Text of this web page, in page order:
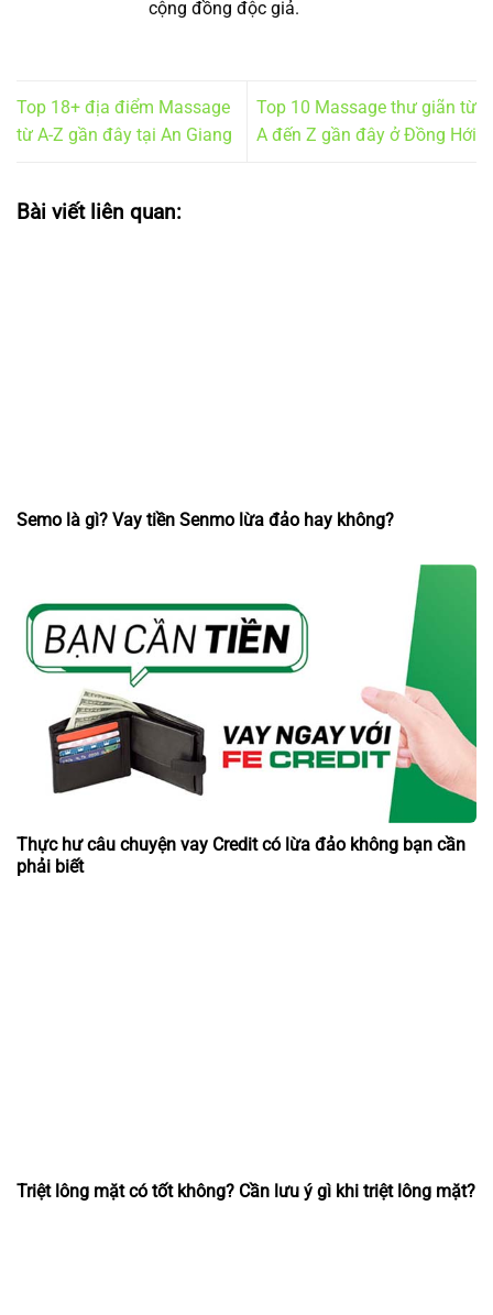
cộng đồng độc giả.
Top 18+ địa điểm Massage
từ A-Z gần đây tại An Giang
Top 10 Massage thư giãn từ
A đến Z gần đây ở Đồng Hới
Bài viết liên quan:
Semo là gì? Vay tiền Senmo lừa đảo hay không?
Thực hư câu chuyện vay Credit có lừa đảo không bạn cần
phải biết
Triệt lông mặt có tốt không? Cần lưu ý gì khi triệt lông mặt?